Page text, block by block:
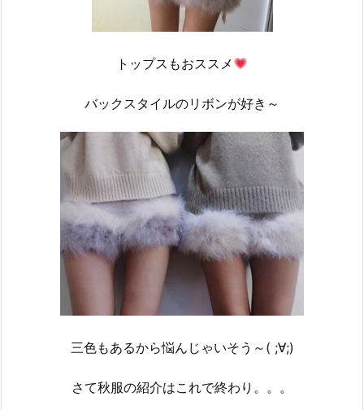
トップスもおススメ
バックスタイルのリボンが好き～
三色もあるから悩んじゃいそう～( ;∀;)
さて秋服の紹介はこれで終わり。。。